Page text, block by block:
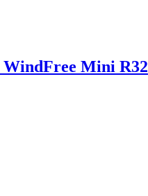
WindFree Mini R32